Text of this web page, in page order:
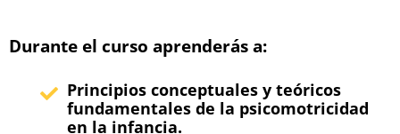
Durante el curso aprenderás a:
Principios conceptuales y teóricos
fundamentales de la psicomotricidad
en la infancia.